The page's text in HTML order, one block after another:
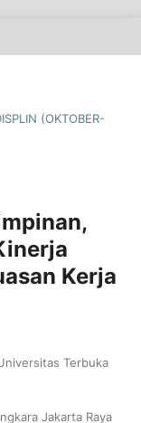
(OKTOBER-
Kerja
Terbuka
Jakarta Raya